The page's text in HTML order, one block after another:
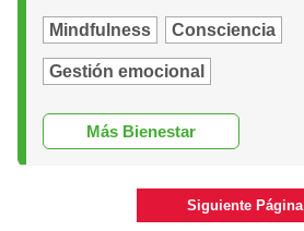
Mindfulness Consciencia
Gestión emocional
Más Bienestar
Siguiente Página